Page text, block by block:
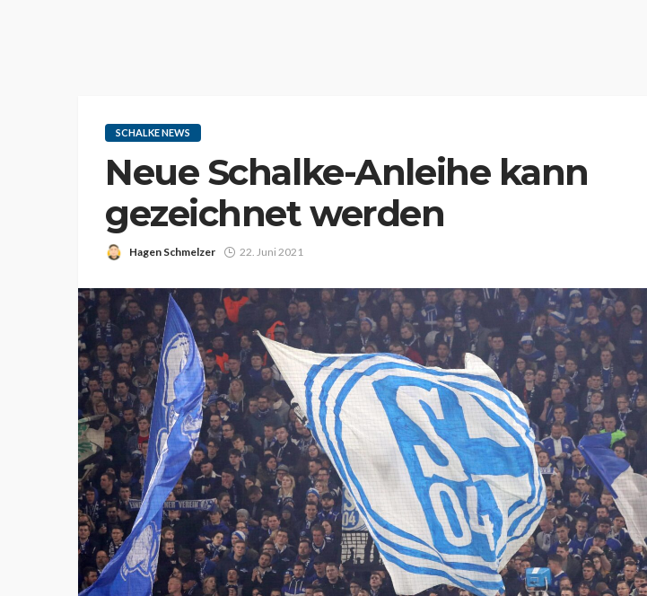
SCHALKE NEWS
Neue Schalke-Anleihe kann
gezeichnet werden
Hagen Schmelzer 22. Juni 2021